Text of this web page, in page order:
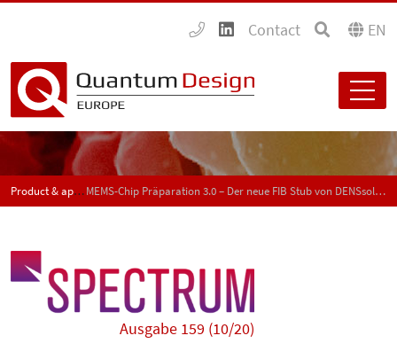
Contact EN
Product & application news - SPECTRUM MEMS-Chip Präparation 3.0 – Der neue FIB Stub von DENSsolutions
Ausgabe 159 (10/20)